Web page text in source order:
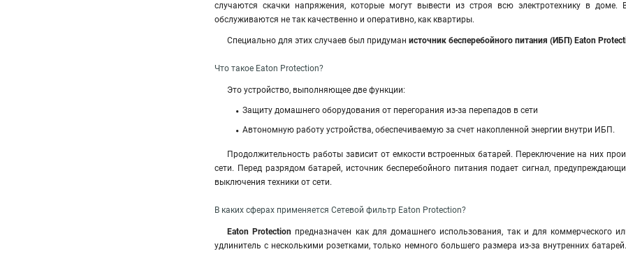
случаются скачки напряжения, которые могут вывести из строя всю электротехнику в
обслуживаются не так качественно и оперативно, как квартиры.
Специально для этих случаев был придуман источник бесперебойного питания (ИБП) Eaton
Что такое Eaton Protection?
Это устройство, выполняющее две функции:
Защиту домашнего оборудования от перегорания из-за перепадов в сети
Автономную работу устройства, обеспечиваемую за счет накопленной энергии внутри ИБП.
Продолжительность работы зависит от емкости встроенных батарей. Переключение на них
сети. Перед разрядом батарей, источник бесперебойного питания подает сигнал,
выключения техники от сети.
В каких сферах применяется Сетевой фильтр Eaton Protection?
Eaton Protection предназначен как для домашнего использования, так и для коммерческого
удлинитель с несколькими розетками, только немного большего размера из-за внутренних